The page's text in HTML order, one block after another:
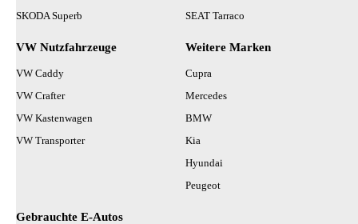
SKODA Superb
SEAT Tarraco
VW Nutzfahrzeuge
VW Caddy
VW Crafter
VW Kastenwagen
VW Transporter
Weitere Marken
Cupra
Mercedes
BMW
Kia
Hyundai
Peugeot
Gebrauchte E-Autos